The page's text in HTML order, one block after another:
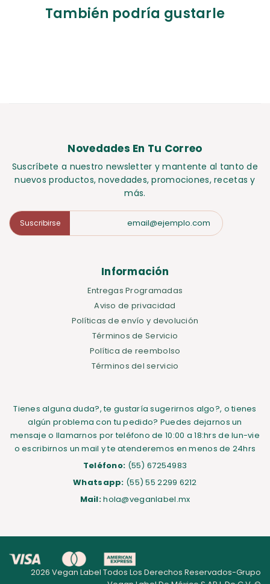
También podría gustarle
Novedades En Tu Correo
Suscríbete a nuestro newsletter y mantente al tanto de
nuevos productos, novedades, promociones, recetas y
más.
Suscribirse
Información
Entregas Programadas
Aviso de privacidad
Políticas de envío y devolución
Términos de Servicio
Política de reembolso
Términos del servicio
Tienes alguna duda?, te gustaría sugerirnos algo?, o tienes
algún problema con tu pedido? Puedes dejarnos un
mensaje o llamarnos por teléfono de 10:00 a 18:hrs de lun-vie
o escribirnos un mail y te atenderemos en menos de 24hrs
Teléfono: (55) 67254983
Whatsapp: (55) 55 2299 6212
Mail:hola@veganlabel.mx
2026 Vegan Label Todos Los Derechos Reservados-Grupo